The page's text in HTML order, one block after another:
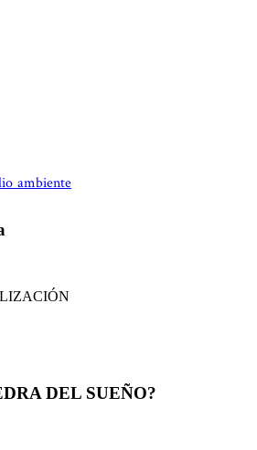
ambiente
DEL SUEÑO?